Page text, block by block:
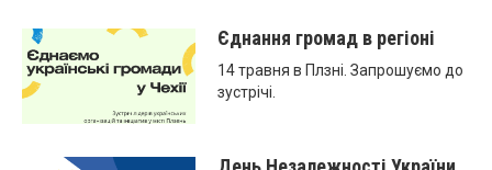
Єднання громад в регіоні
14 травня в Плзні. Запрошуємо до
зустрічі.